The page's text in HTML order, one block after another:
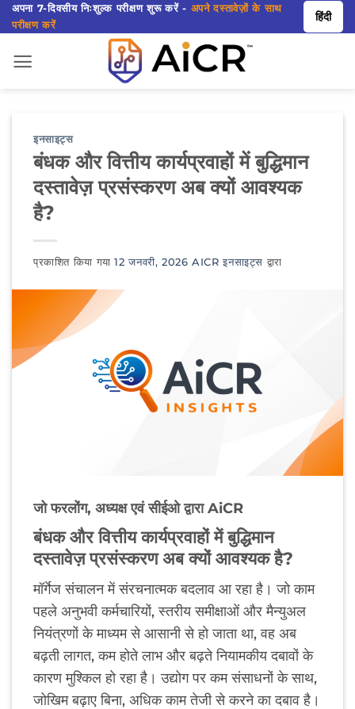
सामग्री
पर
जाएं
अपना 7-दिवसीय निःशुल्क परीक्षण शुरू करें - अपने दस्तावेज़ों के साथ
परीक्षण करें
हिंदी
इनसाइट्स
बंधक और वित्तीय कार्यप्रवाहों में बुद्धिमान
दस्तावेज़ प्रसंस्करण अब क्यों आवश्यक
है?
प्रकाशित किया गया12 जनवरी, 2026 AICR इनसाइट्स द्वारा
जो फरलोंग, अध्यक्ष एवं सीईओ द्वारा AiCR
बंधक और वित्तीय कार्यप्रवाहों में बुद्धिमान
दस्तावेज़ प्रसंस्करण अब क्यों आवश्यक है?
मॉर्गेज संचालन में संरचनात्मक बदलाव आ रहा है। जो काम
पहले अनुभवी कर्मचारियों, स्तरीय समीक्षाओं और मैन्युअल
नियंत्रणों के माध्यम से आसानी से हो जाता था, वह अब
बढ़ती लागत, कम होते लाभ और बढ़ते नियामकीय दबावों के
कारण मुश्किल हो रहा है। उद्योग पर कम संसाधनों के साथ,
जोखिम बढ़ाए बिना, अधिक काम तेजी से करने का दबाव है।